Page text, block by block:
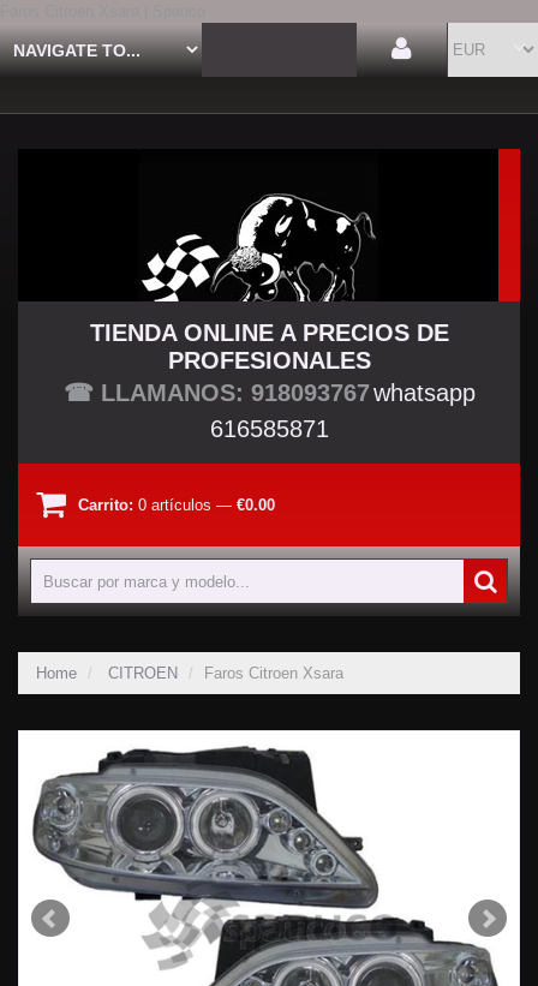
TU TIENDA TUNING
TIENDA ONLINE A PRECIOS DE
PROFESIONALES
☎ LLAMANOS: 918093767whatsapp
616585871
Carrito: 0 artículos — €0.00
Home CITROEN Faros Citroen Xsara